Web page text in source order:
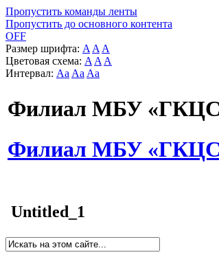
Пропустить команды ленты
Пропустить до основного контента
OFF
Размер шрифта: A A A
Цветовая схема: A A A
Интервал: Aa Aa Aa
Филиал МБУ
Филиал МБУ
Untitled_1